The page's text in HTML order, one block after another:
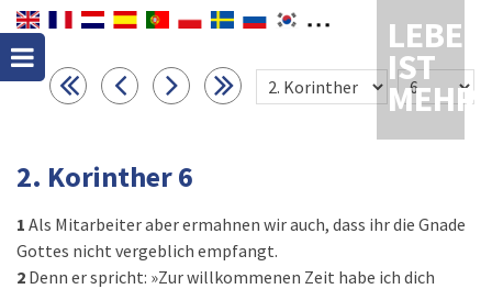
LEBEN
IST
MEHR
2. Korinther 6
1 Als Mitarbeiter aber ermahnen wir auch, dass ihr die Gnade
Gottes nicht vergeblich empfangt.
2 Denn er spricht: »Zur willkommenen Zeit habe ich dich